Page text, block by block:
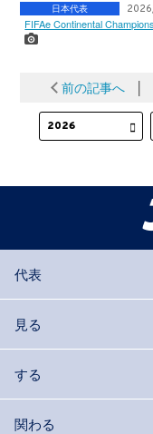
日本代表
FIFAe Continental
前の記事へ │
代表
見る
する
関わる